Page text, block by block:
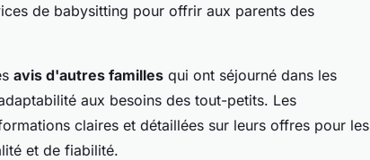
de babysitting pour offrir aux parents des
avis d'autres familles qui ont séjourné dans les
aux besoins des tout-petits. Les
claires et détaillées sur leurs offres pour les
et de fiabilité.